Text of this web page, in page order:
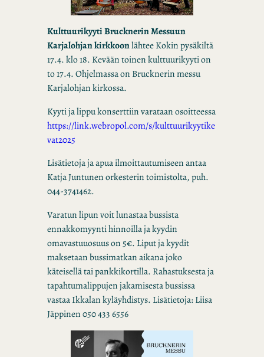
Kulttuurikyyti Brucknerin Messuun
Karjalohjan kirkkoonlähtee Kokin pysäkiltä
17.4. klo 18. Kevään toinen kulttuurikyyti on
to 17.4. Ohjelmassa on Brucknerin messu
Karjalohjan kirkossa.
Kyyti ja lippu konserttiin varataan osoitteessa
https://link.webropol.com/s/kulttuurikyytike
vat2025
Lisätietoja ja apua ilmoittautumiseen antaa
Katja Juntunen orkesterin toimistolta, puh.
044-3741462.
Varatun lipun voit lunastaa bussista
ennakkomyynti hinnoilla ja kyydin
omavastuuosuus on 5€. Liput ja kyydit
maksetaan bussimatkan aikana joko
käteisellä tai pankkikortilla. Rahastuksesta ja
tapahtumalippujen jakamisesta bussissa
vastaa Ikkalan kyläyhdistys. Lisätietoja: Liisa
Jäppinen 050 433 6556